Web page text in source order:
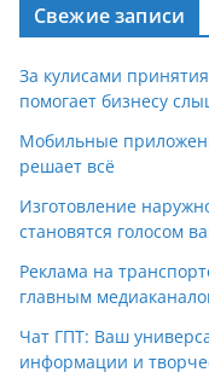
Свежие записи
За кулисами
помогает бизнесу
Мобильные
решает всё
Изготовление
становятся голосом
Реклама на
главным
Чат ГПТ: Ваш
информации и